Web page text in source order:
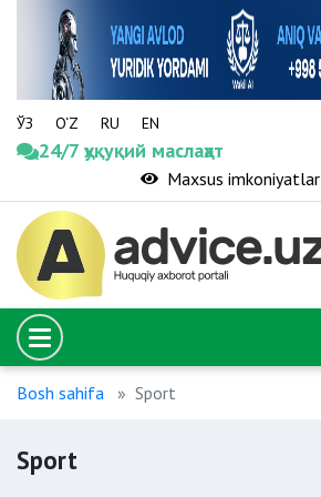
ЎЗ O‘Z RU EN
24/7 ҳуқуқий маслаҳат
Maxsus imkoniyatlar
Bosh sahifa Sport
Sport